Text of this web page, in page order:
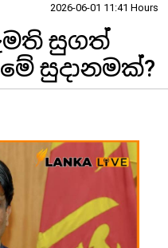
2026-06-01 11:41 Hours
සුගත්
සුදානමක්?